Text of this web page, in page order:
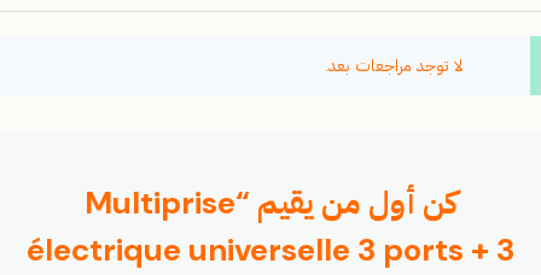
لا توجد مراجعات بعد.
كن أول من يقيم “Multiprise
électrique universelle 3 ports + 3